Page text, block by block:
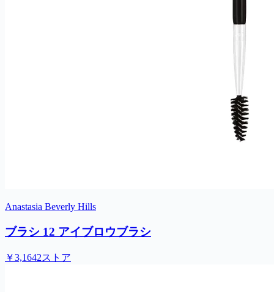
Anastasia Beverly Hills
ブラシ 12 アイブロウブラシ
￥3,1642ストア